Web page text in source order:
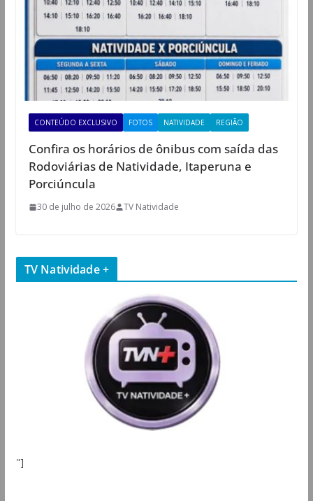
CONTEÚDO EXCLUSIVO FOTOS NATIVIDADE REGIÃO
Confira os horários de ônibus com saída das
Rodoviárias de Natividade, Itaperuna e
Porciúncula
30 de julho de 2026 TV Natividade
TV Natividade +
"]